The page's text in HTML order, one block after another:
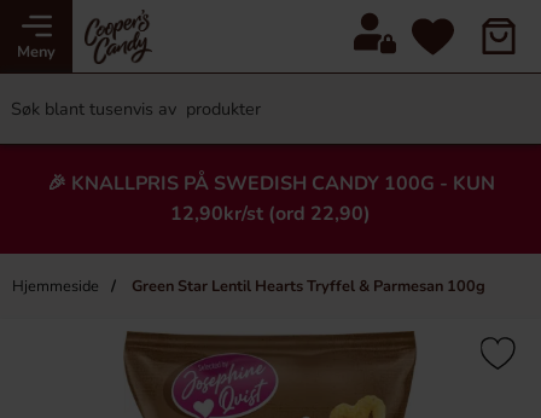
Meny
🎉 KNALLPRIS PÅ SWEDISH CANDY 100G - KUN
12,90kr/st (ord 22,90)
Hjemmeside Green Star Lentil Hearts Tryffel & Parmesan 100g
Heading
×